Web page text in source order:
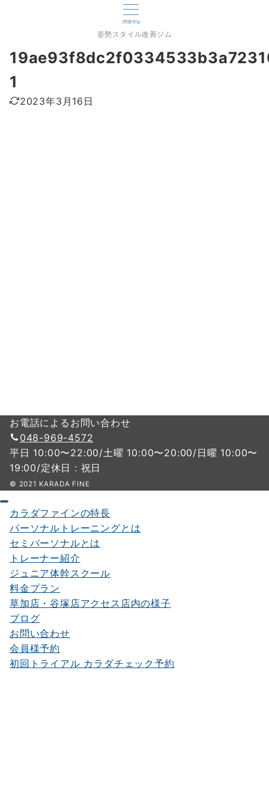
menu
姿勢スタイル改善ジム
1
2023年3月16日
お電話によるお問い合わせ
048-969-4572
平日 10:00〜22:00/土曜 10:00〜20:00/日曜 10:00〜
19:00/定休日 : 祝日
© 2021 KARADA FINE
カラダファインの特長
パーソナルトレーニングとは
セミパーソナルとは
トレーナー紹介
ジュニア体幹スクール
料金プラン
草加店・谷塚店アクセス店内の様子
ブログ
お問い合わせ
会員様予約
初回トライアル カラダチェック予約